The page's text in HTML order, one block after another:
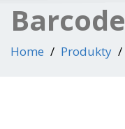
Barcode
Home Produkty